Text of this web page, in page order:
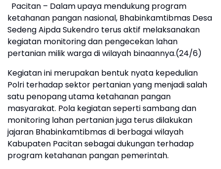
Pacitan – Dalam upaya mendukung program
ketahanan pangan nasional, Bhabinkamtibmas Desa
Sedeng Aipda Sukendro terus aktif melaksanakan
kegiatan monitoring dan pengecekan lahan
pertanian milik warga di wilayah binaannya.(24/6)
Kegiatan ini merupakan bentuk nyata kepedulian
Polri terhadap sektor pertanian yang menjadi salah
satu penopang utama ketahanan pangan
masyarakat. Pola kegiatan seperti sambang dan
monitoring lahan pertanian juga terus dilakukan
jajaran Bhabinkamtibmas di berbagai wilayah
Kabupaten Pacitan sebagai dukungan terhadap
program ketahanan pangan pemerintah.